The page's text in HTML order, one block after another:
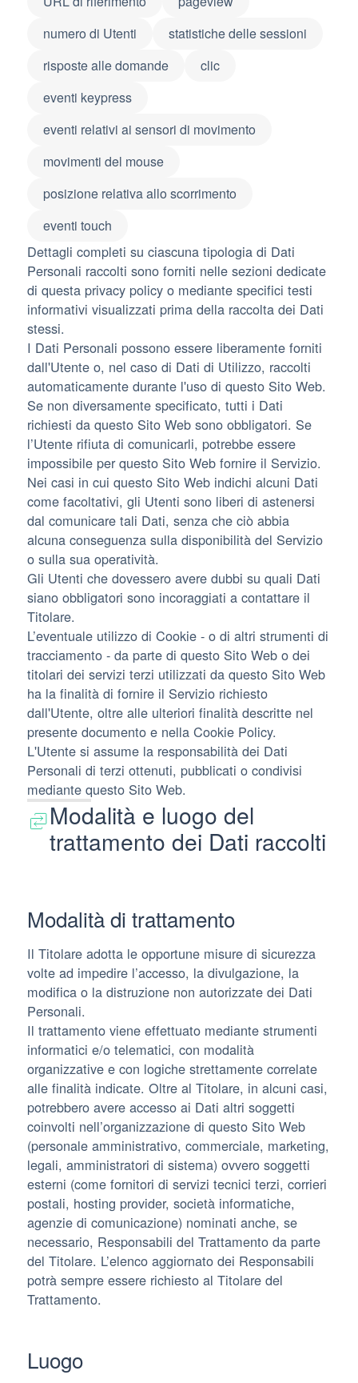
numero di Utenti
statistiche delle sessioni
risposte alle domande
clic
eventi keypress
eventi relativi ai sensori di movimento
movimenti del mouse
posizione relativa allo scorrimento
eventi touch
Dettagli completi su ciascuna tipologia di Dati
Personali raccolti sono forniti nelle sezioni dedicate
di questa privacy policy o mediante specifici testi
informativi visualizzati prima della raccolta dei Dati
stessi.
I Dati Personali possono essere liberamente forniti
dall'Utente o, nel caso di Dati di Utilizzo, raccolti
automaticamente durante l'uso di questo Sito Web.
Se non diversamente specificato, tutti i Dati
richiesti da questo Sito Web sono obbligatori. Se
l’Utente rifiuta di comunicarli, potrebbe essere
impossibile per questo Sito Web fornire il Servizio.
Nei casi in cui questo Sito Web indichi alcuni Dati
come facoltativi, gli Utenti sono liberi di astenersi
dal comunicare tali Dati, senza che ciò abbia
alcuna conseguenza sulla disponibilità del Servizio
o sulla sua operatività.
Gli Utenti che dovessero avere dubbi su quali Dati
siano obbligatori sono incoraggiati a contattare il
Titolare.
L’eventuale utilizzo di Cookie - o di altri strumenti di
tracciamento - da parte di questo Sito Web o dei
titolari dei servizi terzi utilizzati da questo Sito Web
ha la finalità di fornire il Servizio richiesto
dall'Utente, oltre alle ulteriori finalità descritte nel
presente documento e nella Cookie Policy.
L'Utente si assume la responsabilità dei Dati
Personali di terzi ottenuti, pubblicati o condivisi
mediante questo Sito Web.
Modalità e luogo del
trattamento dei Dati raccolti
Modalità di trattamento
Il Titolare adotta le opportune misure di sicurezza
volte ad impedire l’accesso, la divulgazione, la
modifica o la distruzione non autorizzate dei Dati
Personali.
Il trattamento viene effettuato mediante strumenti
informatici e/o telematici, con modalità
organizzative e con logiche strettamente correlate
alle finalità indicate. Oltre al Titolare, in alcuni casi,
potrebbero avere accesso ai Dati altri soggetti
coinvolti nell’organizzazione di questo Sito Web
(personale amministrativo, commerciale, marketing,
legali, amministratori di sistema) ovvero soggetti
esterni (come fornitori di servizi tecnici terzi, corrieri
postali, hosting provider, società informatiche,
agenzie di comunicazione) nominati anche, se
necessario, Responsabili del Trattamento da parte
del Titolare. L’elenco aggiornato dei Responsabili
potrà sempre essere richiesto al Titolare del
Trattamento.
Luogo